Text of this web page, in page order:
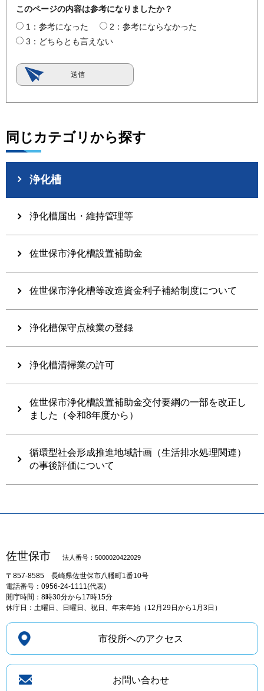
このページの内容は参考になりましたか？
1：参考になった
2：参考にならなかった
3：どちらとも言えない
同じカテゴリから探す
浄化槽
浄化槽届出・維持管理等
佐世保市浄化槽設置補助金
佐世保市浄化槽等改造資金利子補給制度について
浄化槽保守点検業の登録
浄化槽清掃業の許可
佐世保市浄化槽設置補助金交付要綱の一部を改正し
ました（令和8年度から）
循環型社会形成推進地域計画（生活排水処理関連）
の事後評価について
佐世保市 法人番号：5000020422029
〒857-8585 長崎県佐世保市八幡町1番10号
電話番号：0956-24-1111(代表)
開庁時間：8時30分から17時15分
休庁日：土曜日、日曜日、祝日、年末年始（12月29日から1月3日）
市役所へのアクセス
お問い合わせ